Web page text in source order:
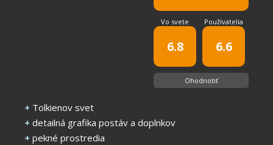
Vo svete
6.8
Používatelia
6.6
Ohodnotiť
+ Tolkienov svet
+ detailná grafika postáv a doplnkov
+ pekné prostredia